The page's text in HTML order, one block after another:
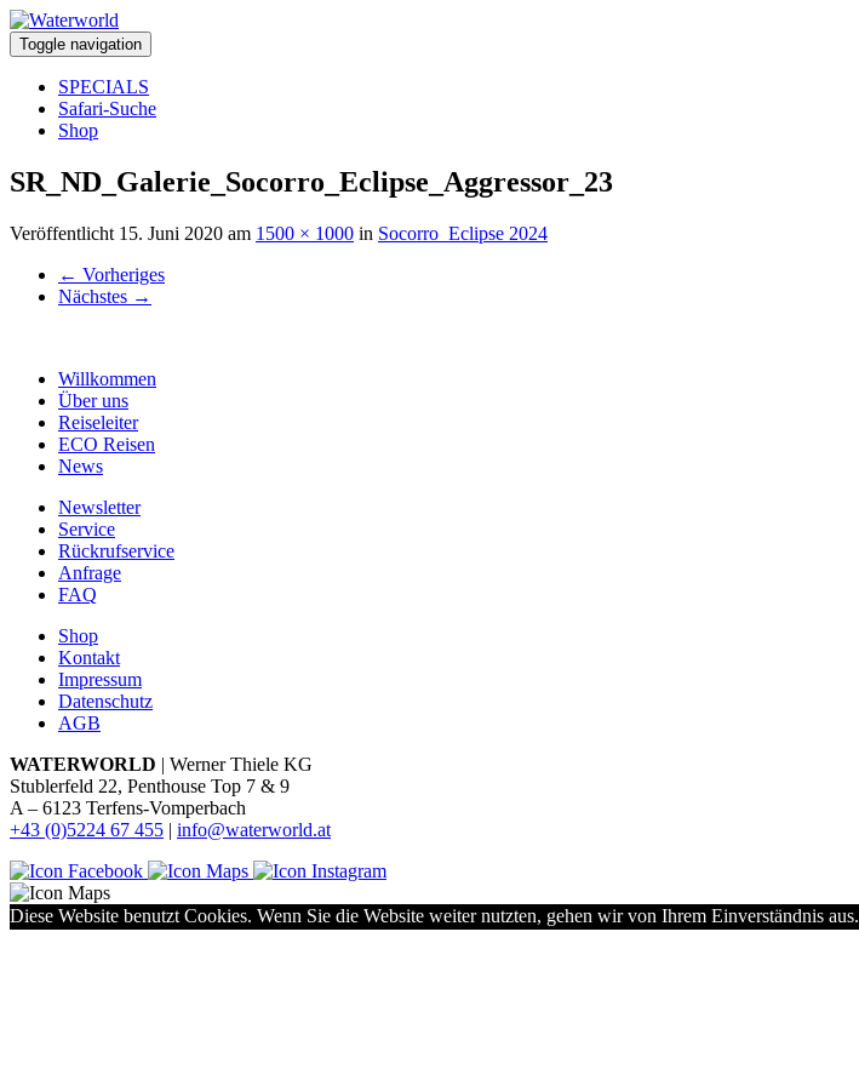
Toggle navigation
SPECIALS
Safari-Suche
Shop
SR_ND_Galerie_Socorro_Eclipse_Aggressor_23
Veröffentlicht 15. Juni 2020 am 1500 × 1000 in Socorro_Eclipse 2024
← Vorheriges
Nächstes →
Willkommen
Über uns
Reiseleiter
ECO Reisen
News
Newsletter
Service
Rückrufservice
Anfrage
FAQ
Shop
Kontakt
Impressum
Datenschutz
AGB
WATERWORLD | Werner Thiele KG
Stublerfeld 22, Penthouse Top 7 & 9
A – 6123 Terfens-Vomperbach
+43 (0)5224 67 455 | info@waterworld.at
Diese Website benutzt Cookies. Wenn Sie die Website weiter nutzten, gehen wir von Ihrem Einverständnis aus.